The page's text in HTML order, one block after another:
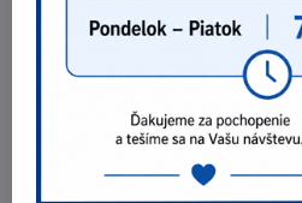
Potrebujete poradiť?
Telefónne čísla
0903 40 80 66 / 0907 62 44 82